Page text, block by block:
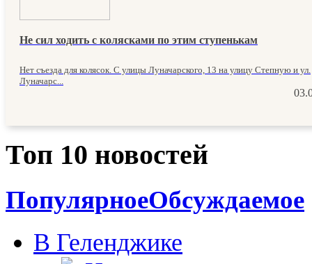
Не сил ходить с колясками по этим ступенькам
Нет съезда для колясок. С улицы Луначарского, 13 на улицу Степную и ул.
Луначарс...
Топ 10 новостей
ПопулярноеОбсуждаемое
В Геленджике